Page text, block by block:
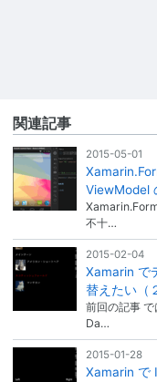
関連記事
2015-05-01
ViewModel
不十…
2015-02-04
Xamarin で
替えたい（
前回の記事
Da…
2015-01-28
Xamarin で